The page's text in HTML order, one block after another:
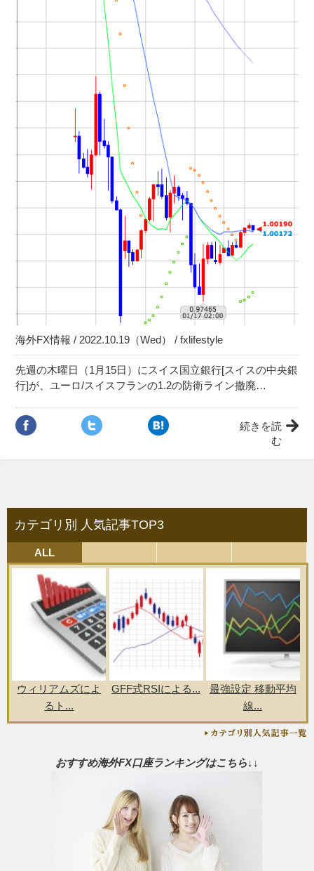
海外FX情報 / 2022.10.19（Wed） / fxlifestyle
先週の木曜日（1月15日）にスイス国立銀行[スイスの中央銀
行]が、ユーロ/スイスフランの1.2の防衛ライン撤廃…
続きを読
む
カテゴリ別 人気記事TOP3
ALL
ウィリアムズによ
るト...
GFF式RSIによる...
最強設定 移動平均
線...
おすすめ海外FX口座ランキングはこちら↓↓